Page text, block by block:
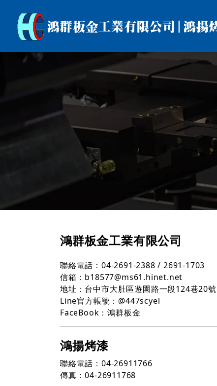
鴻群板金工業有限公司
聯絡電話 ：04-2691-2388 /2691-1703
信箱 ： b18577@ms61.hinet.net
地址： 台中市大肚區遊園路一段124巷20號
Line官方帳號 ： @447scyel
FaceBook ：鴻群板金
鴻揚烤漆
聯絡電話 ：04-26911766
傳真 ：04-26911768